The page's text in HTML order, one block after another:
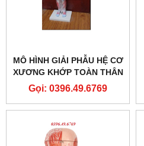
MÔ HÌNH GIẢI PHẪU HỆ CƠ
XƯƠNG KHỚP TOÀN THÂN
27 PHẦN THÁO RỜI
Gọi: 0396.49.6769